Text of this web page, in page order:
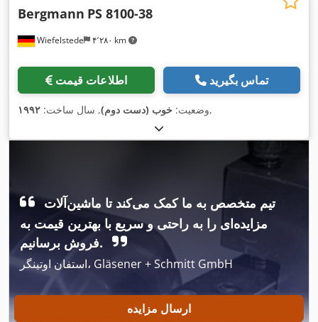
Wiefelstede ۴٬۲۸۰ km
Bergmann PS 8100-38
اطلاعات قیمت تماس بگیرید
وضعیت: خوب (دست دوم), سال ساخت: ۱۹۹۲ ,
تیم متخصص به ما کمک می‌کند تا ماشین‌آلات
مزایده‌ای را به راحتی و سریع با بهترین قیمت به
فروش برسانیم.
استفان اوتینگر، Gläsener + Schmitt GmbH
ارسال مزایده